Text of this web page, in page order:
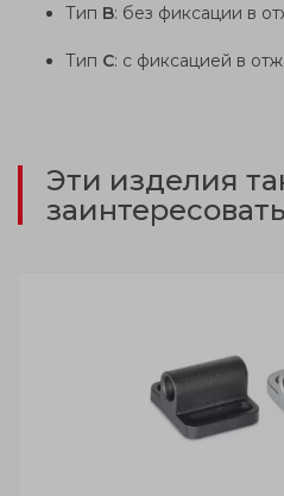
Тип B: без фиксации в
Тип C: с фиксацией в
Эти изделия
заинтересовать